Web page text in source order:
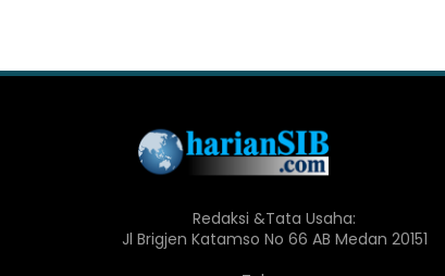
Redaksi &Tata Usaha:
Jl Brigjen Katamso No 66 AB Medan 20151